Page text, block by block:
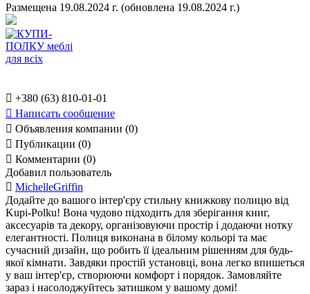
Размещена 19.08.2024 г. (обновлена 19.08.2024 г.)
 +380 (63) 810-01-01
 Написать сообщение
 Объявления компании (0)
 Публикации (0)
 Комментарии (0)
Добавил пользователь
 MichelleGriffin
Додайте до вашого інтер'єру стильну книжкову полицю від
Kupi-Polku! Вона чудово підходить для зберігання книг,
аксесуарів та декору, організовуючи простір і додаючи нотку
елегантності. Полиця виконана в білому кольорі та має
сучасний дизайн, що робить її ідеальним рішенням для будь-
якої кімнати. Завдяки простій установці, вона легко впишеться
у ваш інтер'єр, створюючи комфорт і порядок. Замовляйте
зараз і насолоджуйтесь затишком у вашому домі!